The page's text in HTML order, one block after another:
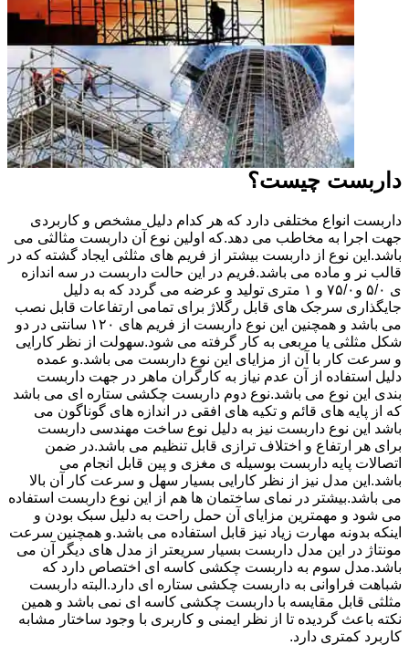
داربست چیست؟
داربست انواع مختلفی دارد که هر کدام دلیل مشخص و کاربردی
جهت اجرا به مخاطب می دهد.که اولین نوع آن داربست مثالثی می
باشد.این نوع از داربست بیشتر از فریم های مثلثی ایجاد گشته که در
قالب نر و ماده می باشد.فریم در این حالت داربست در سه اندازه
ی ۵/۰ و۷۵/۰ و ۱ متری تولید و عرضه می گردد که به دلیل
جایگذاری سرجک های قابل رگلاژ برای تمامی ارتفاعات قابل نصب
می باشد و همچنین این نوع داربست از فریم های ۱۲۰ سانتی در دو
شکل مثلثی یا مربعی به کار گرفته می شود.سهولت از نظر کارایی
و سرعت کار با آن از مزایای این نوع داربست می باشد.و عمده
دلیل استفاده از آن عدم نیاز به کارگران ماهر در جهت داربست
بندی این نوع می باشد.نوع دوم داربست چکشی ستاره ای می باشد
که از پایه های قائم و تکیه های افقی در اندازه های گوناگون می
باشد این نوع داربست نیز به دلیل نوع ساخت مهندسی داربست
برای هر ارتفاع و اختلاف ترازی قابل تنظیم می باشد.در ضمن
اتصالات پایه داربست بوسیله ی مغزی و پین قابل انجام می
باشد.این مدل نیز از نظر کارایی بسیار سهل و سرعت کار آن بالا
می باشد.بیشتر در نمای ساختمان ها هم از این نوع داربست استفاده
می شود و مهمترین مزایای آن حمل راحت به دلیل سبک بودن و
اینکه بدونه مهارت زیاد نیز قابل استفاده می باشد.و همچنین سرعت
مونتاژ در این مدل داربست بسیار سریعتر از مدل های دیگر آن می
باشد.مدل سوم به داربست چکشی کاسه ای اختصاص دارد که
شباهت فراوانی به داربست چکشی ستاره ای دارد.البته داربست
مثلثی قابل مقایسه با داربست چکشی کاسه ای نمی باشد و همین
نکته باعث گردیده تا از نظر ایمنی و کاربری با وجود ساختار مشابه
کاربرد کمتری دارد.